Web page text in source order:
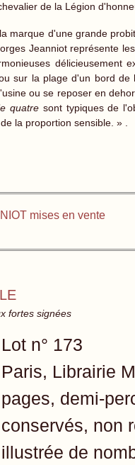
de la Légion
marque d'une grande
Jeanniot représente
sur la plage d'un bord
ou se reposer en
quatre sont typiques de
la proportion sensible. » .
mises en vente
fortes signées
Lot n° 173
Paris, Librairie
pages, demi-
conservés, non
illustrée de